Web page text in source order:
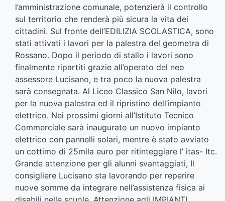
l’amministrazione comunale, potenzierà il controllo
sul territorio che renderà più sicura la vita dei
cittadini. Sul fronte dell’EDILIZIA SCOLASTICA, sono
stati attivati i lavori per la palestra del geometra di
Rossano. Dopo il periodo di stallo i lavori sono
finalmente ripartiti grazie all’operato del neo
assessore Lucisano, e tra poco la nuova palestra
sarà consegnata. Al Liceo Classico San Nilo, lavori
per la nuova palestra ed il ripristino dell’impianto
elettrico. Nei prossimi giorni all’Istituto Tecnico
Commerciale sarà inaugurato un nuovo impianto
elettrico con pannelli solari, mentre è stato avviato
un cottimo di 25mila euro per ritinteggiare l’ itas- Itc.
Grande attenzione per gli alunni svantaggiati, Il
consigliere Lucisano sta lavorando per reperire
nuove somme da integrare nell’assistenza fisica ai